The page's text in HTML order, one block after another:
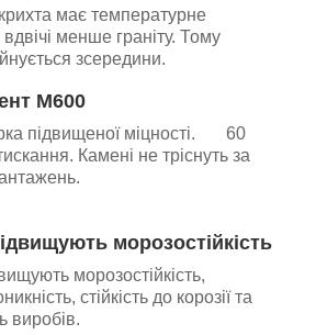
має температурне
менше граніту. Тому
зсередини.
М600
підвищеної міцності. 60
Камені не тріснуть за
морозостійкість
морозостійкість,
стійкість до корозії та
виробів.